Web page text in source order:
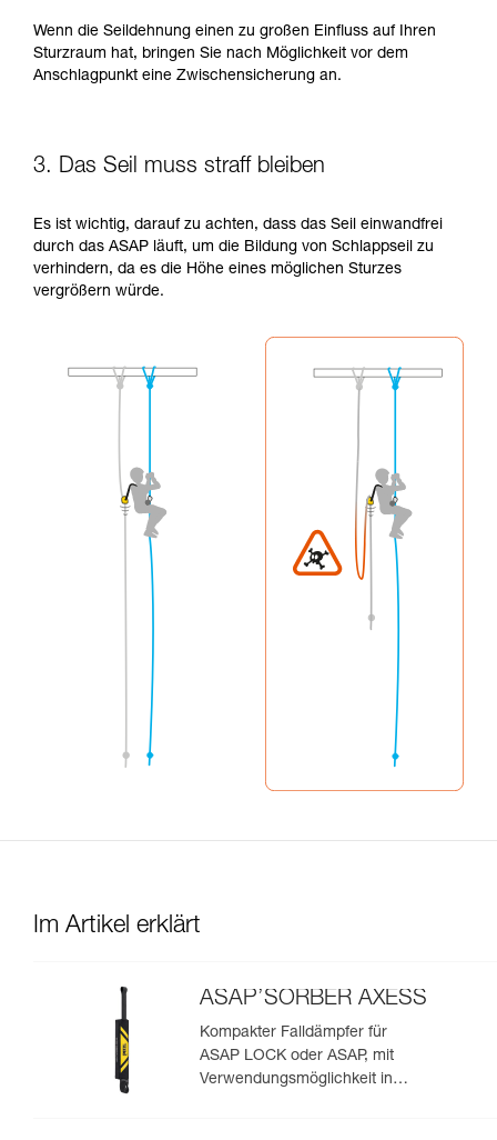
Wenn die Seildehnung einen zu großen Einfluss auf Ihren
Sturzraum hat, bringen Sie nach Möglichkeit vor dem
Anschlagpunkt eine Zwischensicherung an.
3. Das Seil muss straff bleiben
Es ist wichtig, darauf zu achten, dass das Seil einwandfrei
durch das ASAP läuft, um die Bildung von Schlappseil zu
verhindern, da es die Höhe eines möglichen Sturzes
vergrößern würde.
Im Artikel erklärt
ASAP’SORBER AXESS
Kompakter Falldämpfer für
ASAP LOCK oder ASAP, mit
Verwendungsmöglichkeit in